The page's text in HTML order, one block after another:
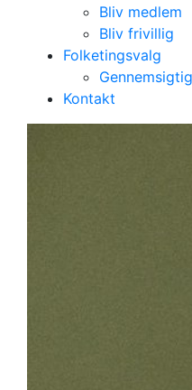
Bliv medlem
Bliv frivillig
Folketingsvalg
Kontakt
HILSEN
OG